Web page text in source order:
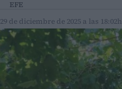
EFE
29 de diciembre de 2025 a las 18:02h